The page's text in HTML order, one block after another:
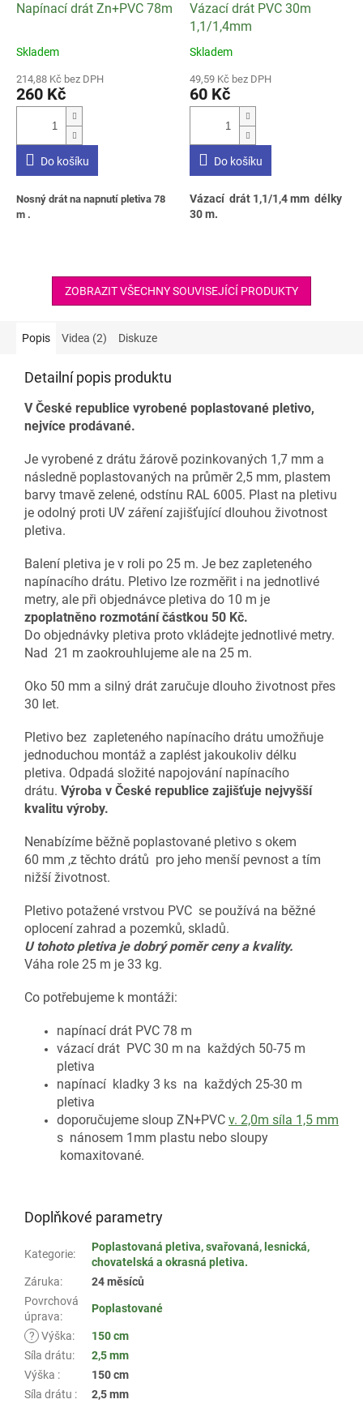
Napínací drát Zn+PVC 78m
Průměrné
produktu
je
5
hvězdiček.
Skladem
214,88 Kč bez DPH
260 Kč
Do košíku
Nosný drát na napnutí pletiva 78
m .
Vázací drát PVC 30m
1,1/1,4mm
Průměrné
produktu
je
5
hvězdiček.
Skladem
49,59 Kč bez DPH
60 Kč
Do košíku
Vázací drát 1,1/1,4 mm délky
30 m.
ZOBRAZIT VŠECHNY SOUVISEJÍCÍ PRODUKTY
Popis Videa (2) Diskuze
Detailní popis produktu
V České republice vyrobené poplastované pletivo,
nejvíce prodávané.
Je vyrobené z drátu žárově pozinkovaných 1,7 mm a
následně poplastovaných na průměr 2,5 mm, plastem
barvy tmavě zelené, odstínu RAL 6005. Plast na pletivu
je odolný proti UV záření zajišťující dlouhou životnost
pletiva.
Balení pletiva je v roli po 25 m. Je bez zapleteného
napínacího drátu. Pletivo lze rozměřit i na jednotlivé
metry, ale při objednávce pletiva do 10 m je
zpoplatněno rozmotání částkou 50 Kč.
Do objednávky pletiva proto vkládejte jednotlivé metry.
Nad 21 m zaokrouhlujeme ale na 25 m.
Oko 50 mm a silný drát zaručuje dlouho životnost přes
30 let.
Pletivo bez zapleteného napínacího drátu umožňuje
jednoduchou montáž a zaplést jakoukoliv délku
pletiva. Odpadá složité napojování napínacího
drátu. Výroba v České republice zajišťuje nejvyšší
kvalitu výroby.
Nenabízíme běžně poplastované pletivo s okem
60 mm ,z těchto drátů pro jeho menší pevnost a tím
nižší životnost.
Pletivo potažené vrstvou PVC se používá na běžné
oplocení zahrad a pozemků, skladů.
U tohoto pletiva je dobrý poměr ceny a kvality.
Váha role 25 m je 33 kg.
Co potřebujeme k montáži:
napínací drát PVC 78 m
vázací drát PVC 30 m na každých 50-75 m
pletiva
napínací kladky 3 ks na každých 25-30 m
pletiva
doporučujeme sloup ZN+PVC v. 2,0m síla 1,5 mm
s nánosem 1mm plastu nebo sloupy
komaxitované.
Doplňkové parametry
Kategorie:
Poplastovaná pletiva, svařovaná, lesnická,
chovatelská a okrasná pletiva.
Záruka:
24 měsíců
Povrchová
úprava:
Poplastované
? Výška:
150 cm
Síla drátu:
2,5 mm
Výška :
150 cm
Síla drátu : 2,5 mm